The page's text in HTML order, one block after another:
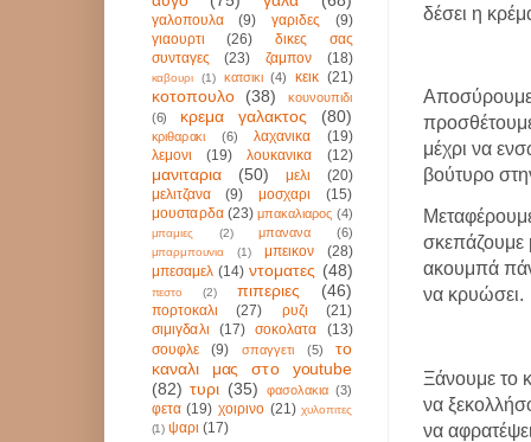
δέσει η
μέχρι να
βούτυρο
σκεπάζουμε
ακουμπά
να κρυώσει.
Ξάνουμε το
να
να
γαλοπουλα (9) γαριδες
(9)
γιαουρτι
(26)
δικες σας
συνταγες
(23) ζαμπον (18)
καβουρι (1) κατσικι (4) κεικ (21)
κοτοπουλο (38)
κουνουπιδι
(6)
κρεμα γαλακτος (80)
κριθαρακι (6) λαχανικα
(19)
λεμονι
(19) λουκανικα (12)
μανιταρια (50) μελι
(20)
μελιτζανα
(9) μοσχαρι
(15)
μουσταρδα (23) μπακαλιαρος (4)
μπαμιες (2) μπανανα (6)
μπαρμπουνια (1) μπεικον
(28)
μπεσαμελ (14) ντοματες (48)
πεστο (2) πιπεριες (46)
πορτοκαλι (27) ρυζι
(21)
σιμιγδαλι
(17) σοκολατα
(13)
σουφλε
(9) σπαγγετι (5)
το
καναλι μας στο youtube
(82) τυρι (35) φασολακια (3)
φετα (19) χοιρινο (21) χυλοπιτες
(1) ψαρι (17)